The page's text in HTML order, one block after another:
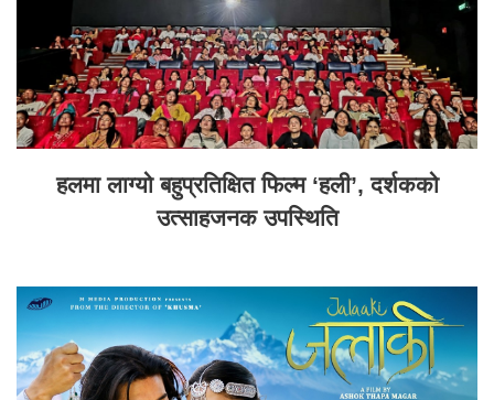
हलमा लाग्यो बहुप्रतिक्षित फिल्म ‘हली’, दर्शकको
उत्साहजनक उपस्थिति